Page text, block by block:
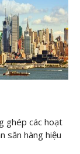
ghép các hoạt
săn hàng hiệu